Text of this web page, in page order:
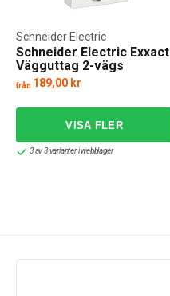
Schneider Electric Exxact
Vägguttag 2-vägs
Standard
Schneider Electric
från 189,00 kr
3 av 3 varianter i webblager